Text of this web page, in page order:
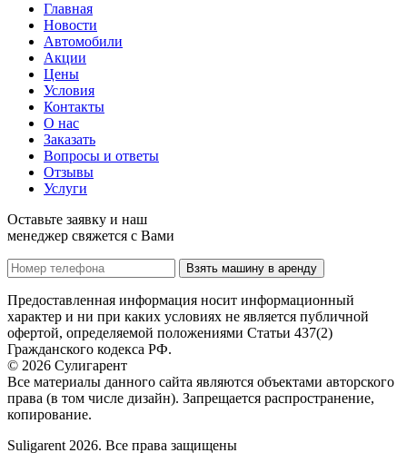
Главная
Новости
Автомобили
Акции
Цены
Условия
Контакты
О нас
Заказать
Вопросы и ответы
Отзывы
Услуги
Оставьте заявку и наш
менеджер свяжется с Вами
Взять машину в аренду
Предоставленная информация носит информационный
характер и ни при каких условиях не является публичной
офертой, определяемой положениями Статьи 437(2)
Гражданского кодекса РФ.
© 2026 Сулигарент
Все материалы данного сайта являются объектами авторского
права (в том числе дизайн). Запрещается распространение,
копирование.
Suligarent 2026. Все права защищены